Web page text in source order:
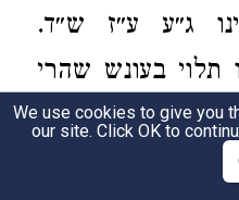
ג״ע ע״ז ש״ד.
תלוי בעונש שהרי
מעונש עריות
בא לחטוא
We use cookies to give you
our site. Click OK to